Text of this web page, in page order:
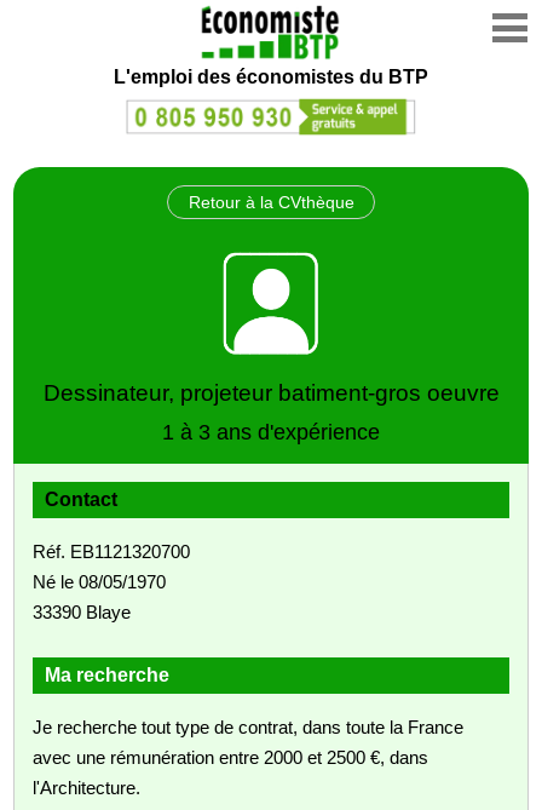
L'emploi des économistes du BTP
Retour à la CVthèque
Dessinateur, projeteur batiment-gros oeuvre
1 à 3 ans d'expérience
Contact
Réf. EB1121320700
Né le 08/05/1970
33390 Blaye
Ma recherche
Je recherche tout type de contrat, dans toute la France
avec une rémunération entre 2000 et 2500 €, dans
l'Architecture.